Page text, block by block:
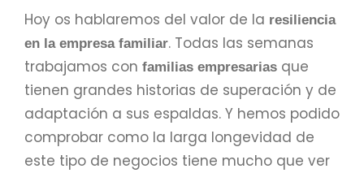
Hoy os hablaremos del valor de la resiliencia
en la empresa familiar. Todas las semanas
trabajamos con familias empresarias que
tienen grandes historias de superación y de
adaptación a sus espaldas. Y hemos podido
comprobar como la larga longevidad de
este tipo de negocios tiene mucho que ver